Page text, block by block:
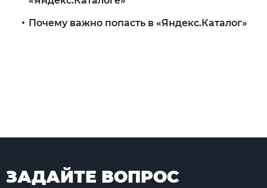
Почему важно попасть в «Яндекс.Каталог»
ЗАДАЙТЕ ВОПРОС